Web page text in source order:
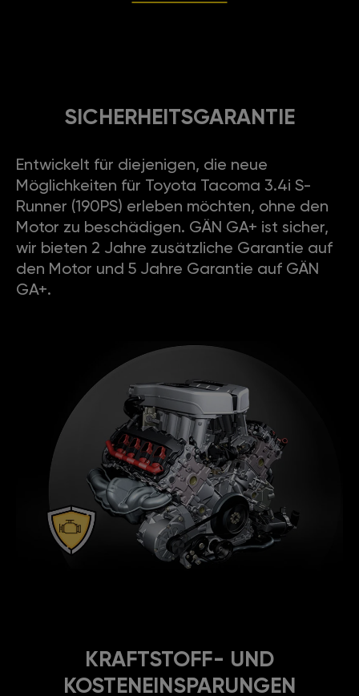
SICHERHEITSGARANTIE
Entwickelt für diejenigen, die neue
Möglichkeiten für Toyota Tacoma 3.4i S-
Runner (190PS) erleben möchten, ohne den
Motor zu beschädigen. GÄN GA+ ist sicher,
wir bieten 2 Jahre zusätzliche Garantie auf
den Motor und 5 Jahre Garantie auf GÄN
GA+.
KRAFTSTOFF- UND
KOSTENEINSPARUNGEN